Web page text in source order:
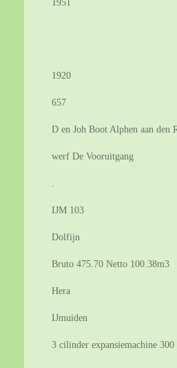
1951
1920
657
D en Joh Boot Alphen aan den
werf De Vooruitgang
.
IJM 103
Dolfijn
Bruto 475.70 Netto 100.38m3
Hera
IJmuiden
3 cilinder expansiemachine 300